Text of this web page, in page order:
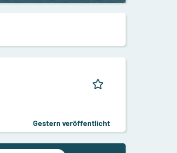
Gestern veröffentlicht